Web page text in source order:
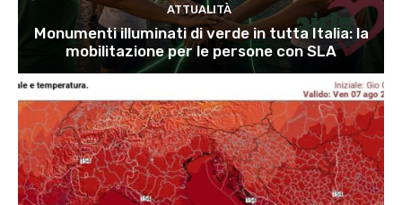
ATTUALITÀ
Monumenti illuminati di verde in tutta Italia: la
mobilitazione per le persone con SLA